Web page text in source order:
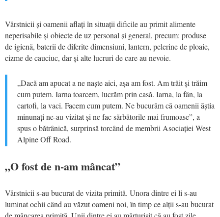
Vârstnicii și oamenii aflați în situații dificile au primit alimente
neperisabile și obiecte de uz personal și general, precum: produse
de igienă, baterii de diferite dimensiuni, lantern, pelerine de ploaie,
cizme de cauciuc, dar și alte lucruri de care au nevoie.
„Dacă am apucat a ne naște aici, așa am fost. Am trăit și trăim
cum putem. Iarna toarcem, lucrăm prin casă. Iarna, la fân, la
cartofi, la vaci. Facem cum putem. Ne bucurăm că oamenii ăștia
minunați ne-au vizitat și ne fac sărbătorile mai frumoase”, a
spus o bătrânică, surprinsă torcând de membrii Asociației West
Alpine Off Road.
„O fost de n-am mâncat”
Vârstnicii s-au bucurat de vizita primită. Unora dintre ei li s-au
luminat ochii când au văzut oameni noi, în timp ce alții s-au bucurat